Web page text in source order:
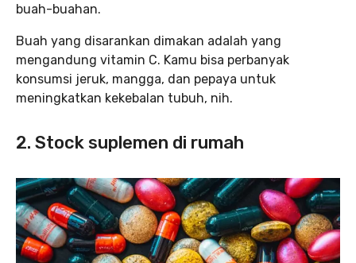
buah-buahan.
Buah yang disarankan dimakan adalah yang
mengandung vitamin C. Kamu bisa perbanyak
konsumsi jeruk, mangga, dan pepaya untuk
meningkatkan kekebalan tubuh, nih.
2. Stock suplemen di rumah